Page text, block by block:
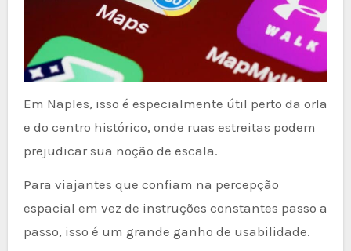
Em Naples, isso é especialmente útil perto da orla
e do centro histórico, onde ruas estreitas podem
prejudicar sua noção de escala.
Para viajantes que confiam na percepção
espacial em vez de instruções constantes passo a
passo, isso é um grande ganho de usabilidade.